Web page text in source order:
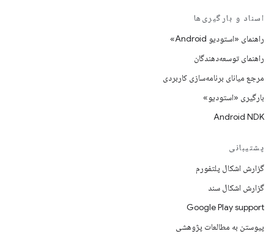
اسناد و بارگیری‌ها
راهنمای «استودیو Android»
راهنمای توسعه‌دهندگان
مرجع میانای برنامه‌سازی کاربردی
بارگیری «استودیو»
Android NDK
پشتیبانی
گزارش اشکال پلتفورم
گزارش اشکال سند
Google Play support
پیوستن به مطالعات پژوهشی